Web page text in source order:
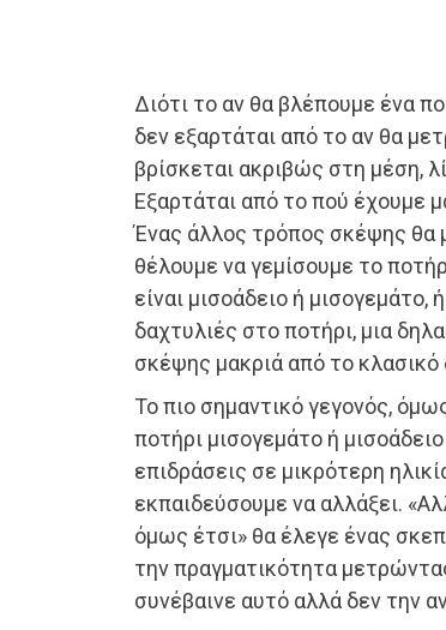
Διότι το αν θα βλέπουμε ένα
δεν εξαρτάται από το αν θα
βρίσκεται ακριβώς στη μέση,
Εξαρτάται από το πού έχουμε
Ένας άλλος τρόπος σκέψης θα
θέλουμε να γεμίσουμε το
είναι μισοάδειο ή μισογεμάτο,
δαχτυλιές στο ποτήρι, μια
σκέψης μακριά από το κλασικό
Το πιο σημαντικό γεγονός,
ποτήρι μισογεμάτο ή
επιδράσεις σε μικρότερη
εκπαιδεύσουμε να αλλάξει.
όμως έτσι» θα έλεγε ένας
την πραγματικότητα
συνέβαινε αυτό αλλά δεν την